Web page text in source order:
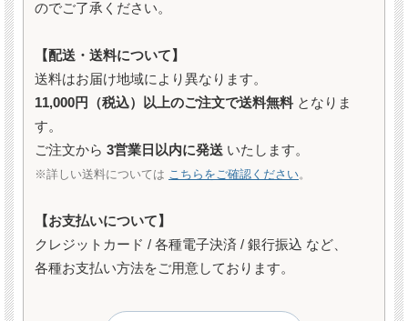
のでご了承ください。
【配送・送料について】
送料はお届け地域により異なります。
11,000円（税込）以上のご注文で送料無料 となりま
す。
ご注文から 3営業日以内に発送 いたします。
※詳しい送料については こちらをご確認ください。
【お支払いについて】
クレジットカード / 各種電子決済 / 銀行振込 など、
各種お支払い方法をご用意しております。